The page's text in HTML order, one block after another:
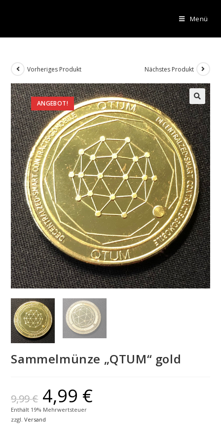
Menü
ANGEBOT!
Vorheriges Produkt Nächstes Produkt
Sammelmünze „QTUM“ gold
9,99€ 4,99 €
Enthält 19% Mehrwertsteuer
zzgl.Versand